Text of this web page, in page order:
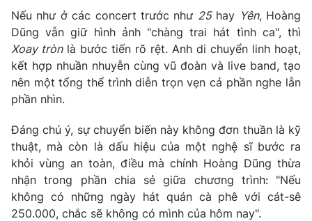
Video Shorts video
VTV Money VTV Thể thao
Thị trường 24h Tấm lòng Việt
VTV4 Vươn mình bằng AI
Nếu như ở các concert trước như 25hay Yên, Hoàng
Dũng vẫn giữ hình ảnh "chàng trai hát tình ca", thì
Xoay trònlà bước tiến rõ rệt. Anh di chuyển linh hoạt,
kết hợp nhuần nhuyễn cùng vũ đoàn và live band, tạo
nên một tổng thể trình diễn trọn vẹn cả phần nghe lẫn
phần nhìn.
Đáng chú ý, sự chuyển biến này không đơn thuần là kỹ
thuật, mà còn là dấu hiệu của một nghệ sĩ bước ra
khỏi vùng an toàn, điều mà chính Hoàng Dũng thừa
nhận trong phần chia sẻ giữa chương trình: "Nếu
không có những ngày hát quán cà phê với cát-sê
250.000, chắc sẽ không có mình của hôm nay".